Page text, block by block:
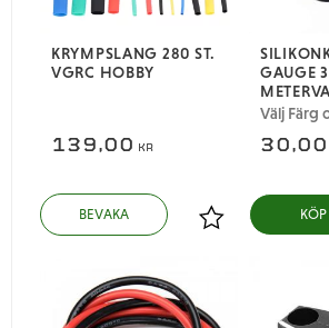
KRYMPSLANG 280 ST.
VGRC HOBBY
139,00 KR
Lägg till i
GAUGE
Välj Färg
30,00